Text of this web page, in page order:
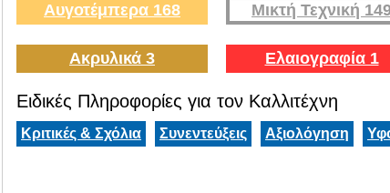
Αυγοτέμπερα 168 Μικτή Τεχνική
Ακρυλικά 3 Ελαιογραφία 1
Ειδικές Πληροφορίες για τον Καλλιτέχνη
Κριτικές & Σχόλια Συνεντεύξεις Αξιολόγηση